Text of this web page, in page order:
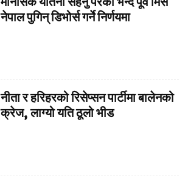
नेपाल पुगिन् डिभोर्स गर्ने निर्णयमा
नीता र हरिहरको रिसेप्सन पार्टीमा बालेनको
क्रेज, लाग्यो यति ठूलो भीड